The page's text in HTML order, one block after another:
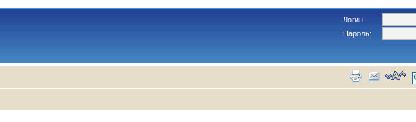
Логин:
Пароль: